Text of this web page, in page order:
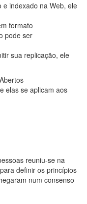
indexado na Web, ele
formato
pode ser
sua replicação, ele
elas se aplicam aos
reuniu-se na
definir os princípios
num consenso